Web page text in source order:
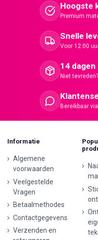
Hoogste
Premium
Snelle
Voor 12:00
14
Niet
Bereikbaar
Informatie
Algemene
voorwaarden
Veelgestelde
Vragen
Betaalmethodes
Contactgegevens
Verzenden en